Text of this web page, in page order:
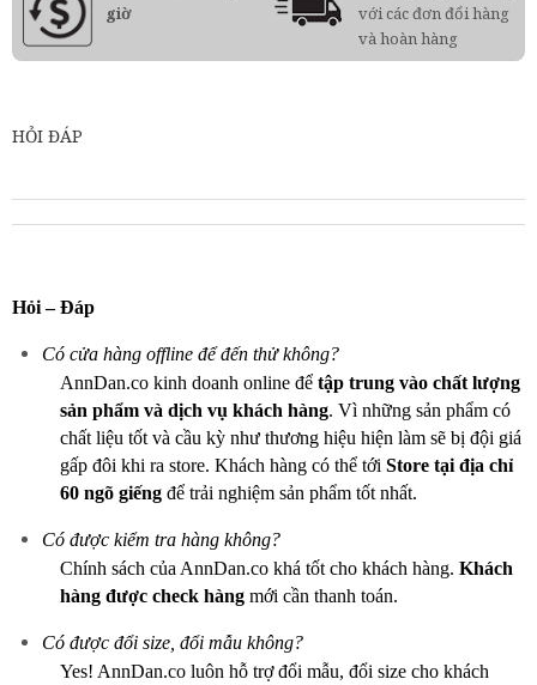
giờ
với các đơn đổi hàng
và hoàn hàng
HỎI ĐÁP
Hỏi – Đáp
Có cửa hàng offline để đến thử không?
AnnDan.co kinh doanh online để tập trung vào chất lượng
sản phẩm và dịch vụ khách hàng. Vì những sản phẩm có
chất liệu tốt và cầu kỳ như thương hiệu hiện làm sẽ bị đội giá
gấp đôi khi ra store. Khách hàng có thể tới Store tại địa chỉ
60 ngõ giếng để trải nghiệm sản phẩm tốt nhất.
Có được kiểm tra hàng không?
Chính sách của AnnDan.co khá tốt cho khách hàng. Khách
hàng được check hàng mới cần thanh toán.
Có được đổi size, đổi mẫu không?
Yes! AnnDan.co luôn hỗ trợ đổi mẫu, đổi size cho khách